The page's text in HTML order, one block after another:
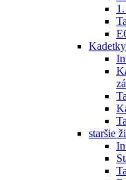
staršie